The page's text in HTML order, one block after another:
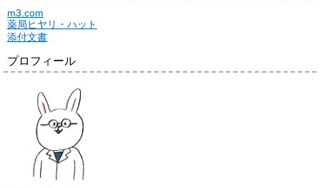
m3.com
薬局ヒヤリ・ハット
添付文書
プロフィール